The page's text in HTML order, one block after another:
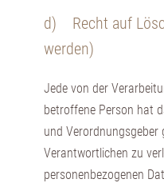
d) Recht auf
werden)
Jede von der
betroffene Person hat
und Verordnungsgeber
Verantwortlichen zu
personenbezogenen